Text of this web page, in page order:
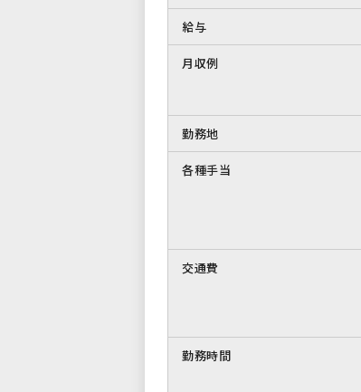
給与
月収例
勤務地
各種手当
交通費
勤務時間